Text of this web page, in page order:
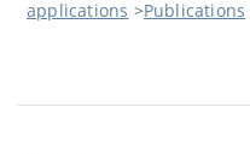
applications >Publications